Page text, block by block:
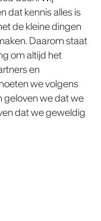
dat kennis alles is
de kleine dingen
Daarom staat
om altijd het
en
we volgens
geloven we dat we
dat we geweldig